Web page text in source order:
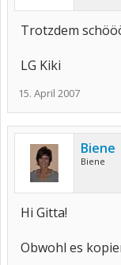
Trotzdem
LG Kiki
15. April 2007
Biene
Biene
Hi Gitta!
Obwohl es